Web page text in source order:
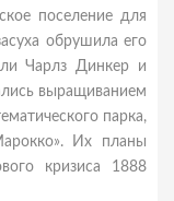
поселение для
обрушила его
Чарлз Динкер и
выращиванием
парка,
Их планы
кризиса 1888